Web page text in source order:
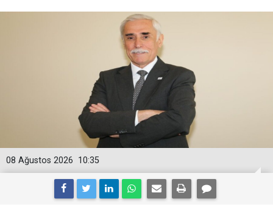
10:35
08 Ağustos 2026